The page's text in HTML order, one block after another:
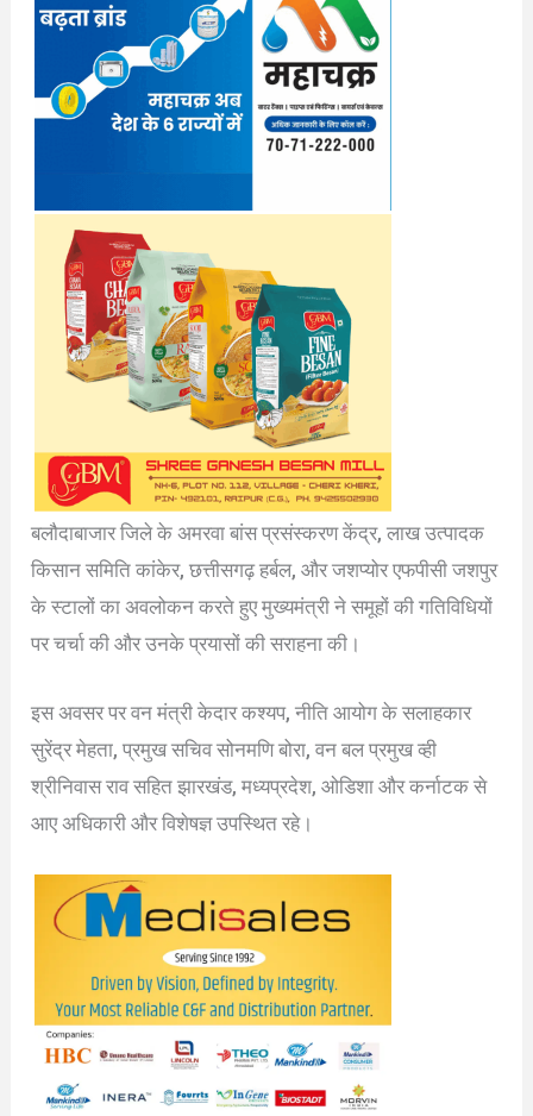
बलौदाबाजार जिले के अमरवा बांस प्रसंस्करण केंद्र, लाख उत्पादक
किसान समिति कांकेर, छत्तीसगढ़ हर्बल, और जशप्योर एफपीसी जशपुर
के स्टालों का अवलोकन करते हुए मुख्यमंत्री ने समूहों की गतिविधियों
पर चर्चा की और उनके प्रयासों की सराहना की।
इस अवसर पर वन मंत्री केदार कश्यप, नीति आयोग के सलाहकार
सुरेंद्र मेहता, प्रमुख सचिव सोनमणि बोरा, वन बल प्रमुख व्ही
श्रीनिवास राव सहित झारखंड, मध्यप्रदेश, ओडिशा और कर्नाटक से
आए अधिकारी और विशेषज्ञ उपस्थित रहे।